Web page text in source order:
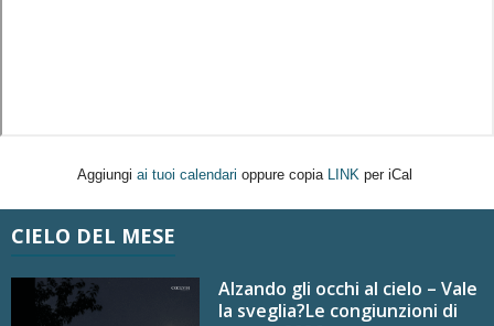
Aggiungi ai tuoi calendari oppure copia LINK per iCal
CIELO DEL MESE
Alzando gli occhi al cielo – Vale
la sveglia?Le congiunzioni di